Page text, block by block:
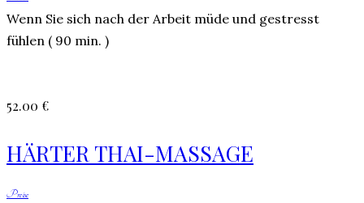
Wenn Sie sich nach der Arbeit müde und gestresst
fühlen ( 90 min. )
52.00 €
HÄRTER THAI-MASSAGE
Preise